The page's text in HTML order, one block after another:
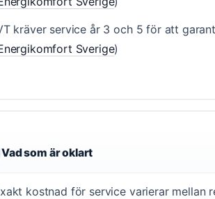
kräver service år 3 och 5 för att
Sverige)
Vad som är oklart
kostnad för service varierar mellan